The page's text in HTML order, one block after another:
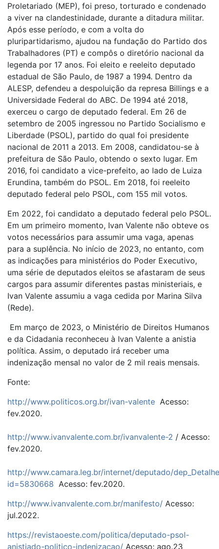
Proletariado (MEP), foi preso, torturado e condenado
a viver na clandestinidade, durante a ditadura militar.
Após esse período, e com a volta do
pluripartidarismo, ajudou na fundação do Partido dos
Trabalhadores (PT) e compôs o diretório nacional da
legenda por 17 anos. Foi eleito e reeleito deputado
estadual de São Paulo, de 1987 a 1994. Dentro da
ALESP, defendeu a despoluição da represa Billings e a
Universidade Federal do ABC. De 1994 até 2018,
exerceu o cargo de deputado federal. Em 26 de
setembro de 2005 ingressou no Partido Socialismo e
Liberdade (PSOL), partido do qual foi presidente
nacional de 2011 a 2013. Em 2008, candidatou-se à
prefeitura de São Paulo, obtendo o sexto lugar. Em
2016, foi candidato a vice-prefeito, ao lado de Luiza
Erundina, também do PSOL. Em 2018, foi reeleito
deputado federal pelo PSOL, com 155 mil votos.
Em 2022, foi candidato a deputado federal pelo PSOL.
Em um primeiro momento, Ivan Valente não obteve os
votos necessários para assumir uma vaga, apenas
para a suplência. No início de 2023, no entanto, com
as indicações para ministérios do Poder Executivo,
uma série de deputados eleitos se afastaram de seus
cargos para assumir diferentes pastas ministeriais, e
Ivan Valente assumiu a vaga cedida por Marina Silva
(Rede).
Em março de 2023, o Ministério de Direitos Humanos
e da Cidadania reconheceu à Ivan Valente a anistia
política. Assim, o deputado irá receber uma
indenização mensal no valor de 2 mil reais mensais.
Fonte:
http://www.politicos.org.br/ivan-valente Acesso:
fev.2020.
http://www.ivanvalente.com.br/ivanvalente-2 / Acesso:
fev.2020.
http://www.camara.leg.br/internet/deputado/
id=5830668 Acesso: fev.2020.
http://www.ivanvalente.com.br/manifesto/ Acesso:
jul.2022.
https://revistaoeste.com/politica/deputado-psol-
anistiado-politico-indenizacao/ Acesso: ago.23